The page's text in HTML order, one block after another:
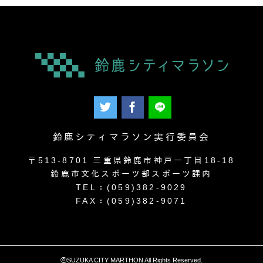
鈴鹿シティマラソン実行委員会
〒513-8701 三重県鈴鹿市神戸一丁目18-18
鈴鹿市文化スポーツ部スポーツ課内
TEL：(059)382-9029
FAX：(059)382-9071
ⓒSUZUKA CITY MARTHON All Rights Reserved.